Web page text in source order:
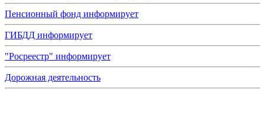
Пенсионный фонд информирует
ГИБДД информирует
"Росреестр" информирует
Дорожная деятельность